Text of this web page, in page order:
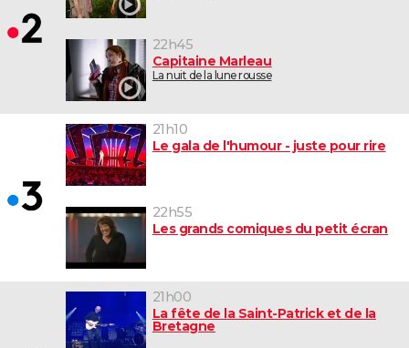
22h45
Capitaine Marleau
La nuit de la lune rousse
21h10
Le gala de l'humour - juste pour rire
22h55
Les grands comiques du petit écran
21h00
La fête de la Saint-Patrick et de la
Bretagne